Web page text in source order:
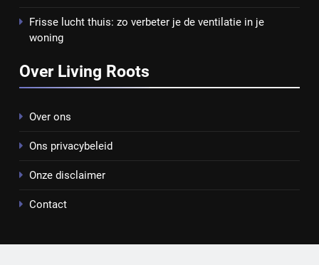
Frisse lucht thuis: zo verbeter je de ventilatie in je
woning
Over Living Roots
Over ons
Ons privacybeleid
Onze disclaimer
Contact